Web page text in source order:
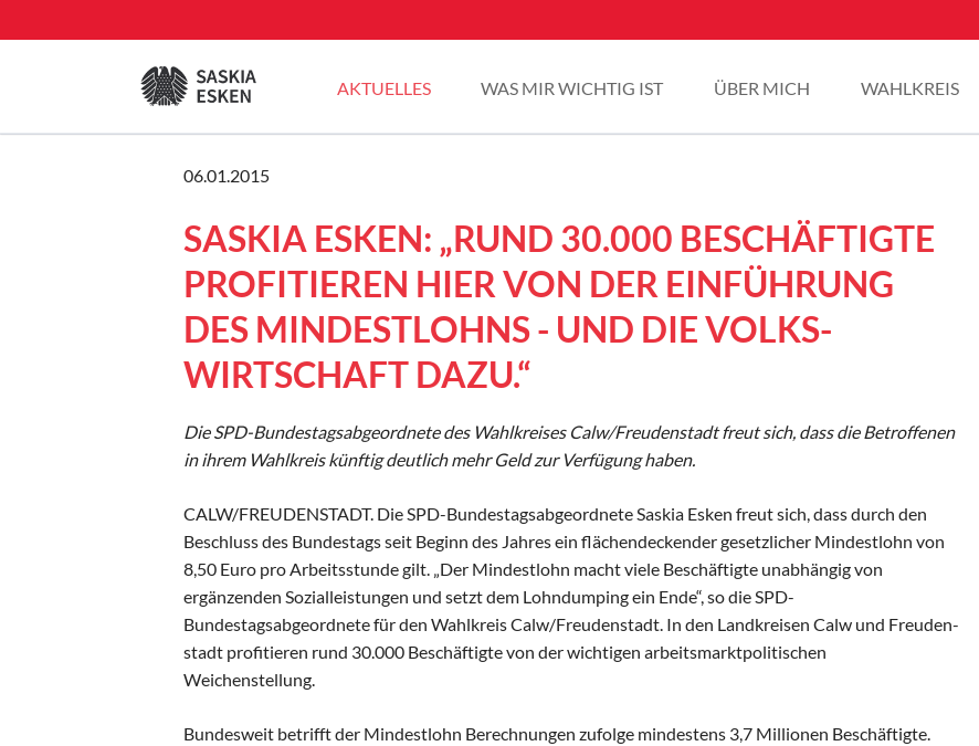
AKTUELLES
Blogbeiträge
Plenarreden
WAS MIR WICHTIG IST ÜBER MICH WAHLKREIS
06.01.2015
SASKIA ESKEN: „RUND 30.000 BESCHÄFTIGTE
PROFITIEREN HIER VON DER EINFÜHRUNG
DES MINDESTLOHNS - UND DIE VOLKS-
WIRTSCHAFT DAZU.“
Die SPD-Bundestagsabgeordnete des Wahlkreises Calw/Freudenstadt freut sich, dass die Betroffenen
in ihrem Wahlkreis künftig deutlich mehr Geld zur Verfügung haben.
CALW/FREUDENSTADT. Die SPD-Bundestagsabgeordnete Saskia Esken freut sich, dass durch den
Beschluss des Bundestags seit Beginn des Jahres ein flächendeckender gesetzlicher Mindestlohn von
8,50 Euro pro Arbeitsstunde gilt. „Der Mindestlohn macht viele Beschäftigte unabhängig von
ergänzenden Sozialleistungen und setzt dem Lohndumping ein Ende“, so die SPD-
Bundestagsabgeordnete für den Wahlkreis Calw/Freudenstadt. In den Landkreisen Calw und Freuden-
stadt profitieren rund 30.000 Beschäftigte von der wichtigen arbeitsmarktpolitischen
Weichenstellung.
Bundesweit betrifft der Mindestlohn Berechnungen zufolge mindestens 3,7 Millionen Beschäftigte.